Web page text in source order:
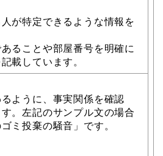
が特定できるような情報を
ることや部屋番号を明確に
載しています。
ように、事実関係を確認
。左記のサンプル文の場合
ミ投棄の騒音」です。